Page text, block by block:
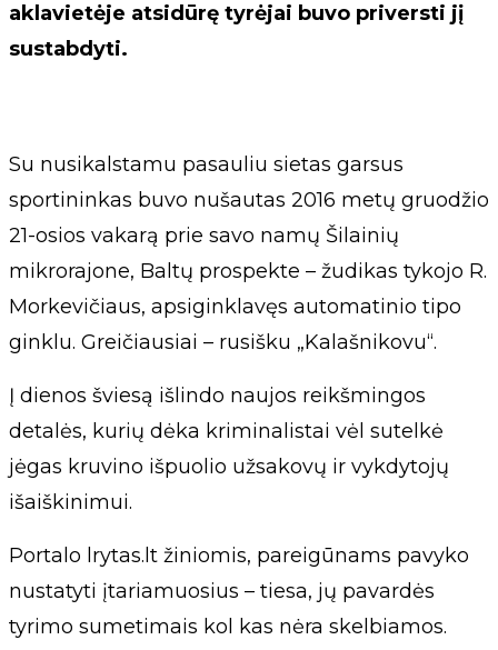
aklavietėje atsidūrę tyrėjai buvo priversti jį
sustabdyti.
Su nusikalstamu pasauliu sietas garsus
sportininkas buvo nušautas 2016 metų gruodžio
21-osios vakarą prie savo namų Šilainių
mikrorajone, Baltų prospekte – žudikas tykojo R.
Morkevičiaus, apsiginklavęs automatinio tipo
ginklu. Greičiausiai – rusišku „Kalašnikovu“.
Į dienos šviesą išlindo naujos reikšmingos
detalės, kurių dėka kriminalistai vėl sutelkė
jėgas kruvino išpuolio užsakovų ir vykdytojų
išaiškinimui.
Portalo lrytas.lt žiniomis, pareigūnams pavyko
nustatyti įtariamuosius – tiesa, jų pavardės
tyrimo sumetimais kol kas nėra skelbiamos.